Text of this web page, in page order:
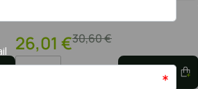
30,60€
26,01 €
Adicionar